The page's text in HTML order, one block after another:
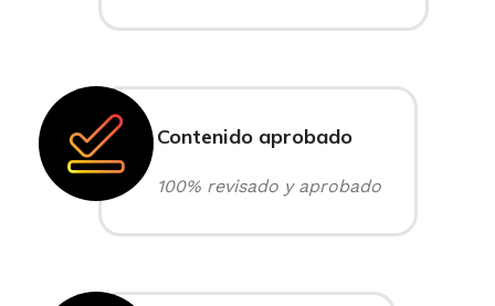
Contenido aprobado
100% revisado y aprobado